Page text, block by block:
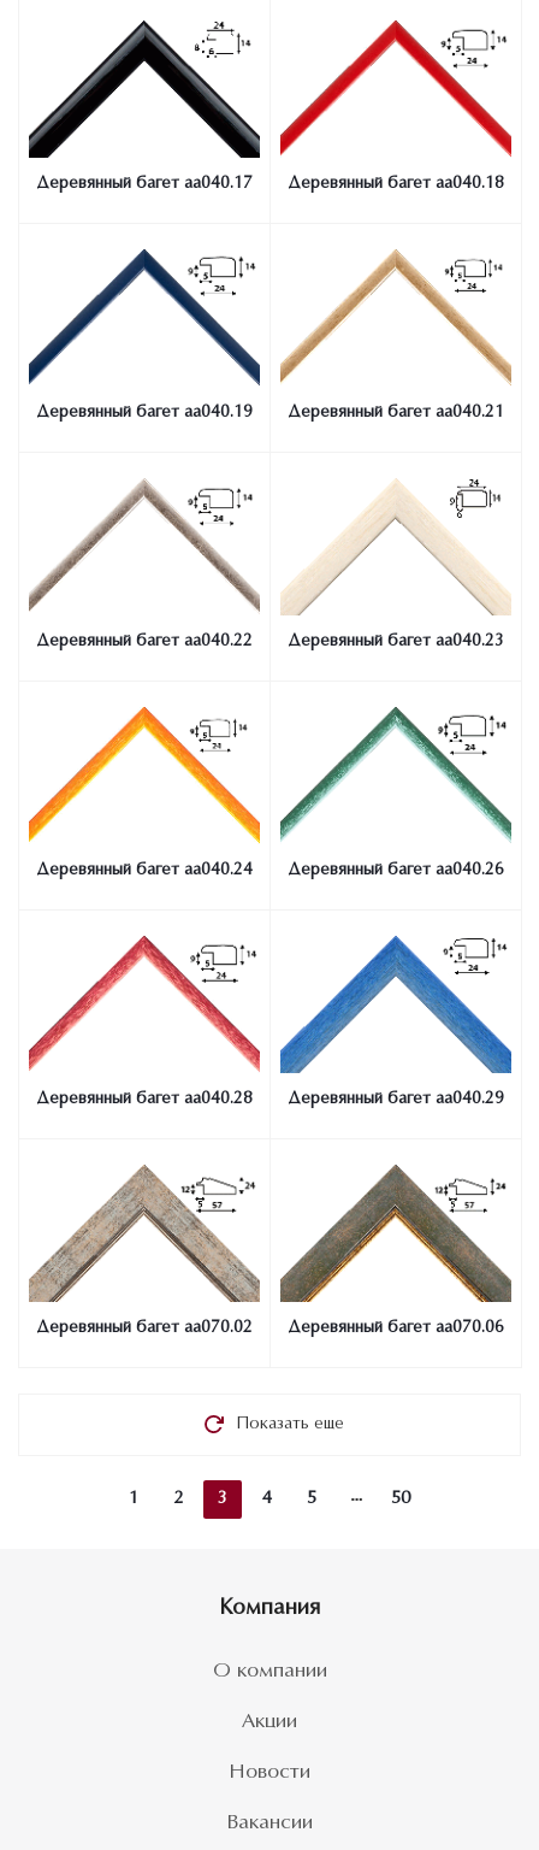
Деревянный багет aa040.17 Деревянный багет aa040.18
Деревянный багет aa040.19 Деревянный багет aa040.21
Деревянный багет aa040.22 Деревянный багет aa040.23
Деревянный багет aa040.24 Деревянный багет aa040.26
Деревянный багет aa040.28 Деревянный багет aa040.29
Деревянный багет aa070.02 Деревянный багет aa070.06
Показать еще
1 2 3 4 5 50
Компания
О компании
Акции
Новости
Вакансии